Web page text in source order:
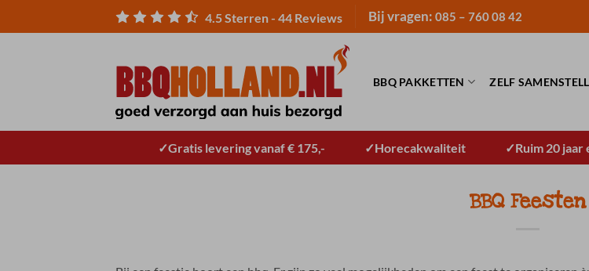
naar
4.5Sterren - 44 Reviews Bij vragen: 085 – 760 08 42
BBQ PAKKETTEN ZELF
Gratis levering vanaf € 175,- Horecakwaliteit Ruim 20
BBQ Feesten